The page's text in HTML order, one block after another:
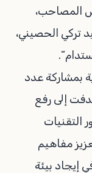
المصاحب،
تركي الحصيني،
بمشاركة عدد
إلى رفع
التقنيات
مفاهيم
إيجاد بيئة